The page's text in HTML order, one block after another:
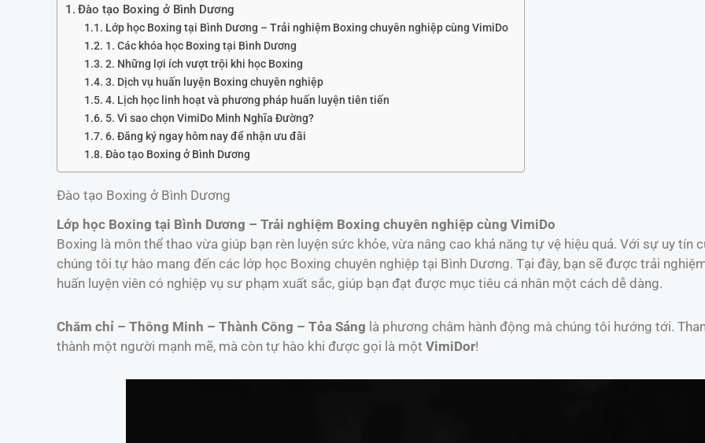
Đào tạo Boxing ở Bình Dương
Lớp học Boxing tại Bình Dương – Trải nghiệm Boxing chuyên nghiệp cùng VimiDo
1. Các khóa học Boxing tại Bình Dương
2. Những lợi ích vượt trội khi học Boxing
3. Dịch vụ huấn luyện Boxing chuyên nghiệp
4. Lịch học linh hoạt và phương pháp huấn luyện tiên tiến
5. Vì sao chọn VimiDo Minh Nghĩa Đường?
6. Đăng ký ngay hôm nay để nhận ưu đãi
Đào tạo Boxing ở Bình Dương
Đào tạo Boxing ở Bình Dương
Lớp học Boxing tại Bình Dương – Trải nghiệm Boxing chuyên nghiệp cùng VimiDo
Boxing là môn thể thao vừa giúp bạn rèn luyện sức khỏe, vừa nâng cao khả năng tự vệ hiệu quả. Với sự uy tín
chúng tôi tự hào mang đến các lớp học Boxing chuyên nghiệp tại Bình Dương. Tại đây, bạn sẽ được trải
huấn luyện viên có nghiệp vụ sư phạm xuất sắc, giúp bạn đạt được mục tiêu cá nhân một cách dễ dàng.
Chăm chỉ – Thông Minh – Thành Công – Tỏa Sáng là phương châm hành động mà chúng tôi hướng tới.
thành một người mạnh mẽ, mà còn tự hào khi được gọi là một VimiDor!